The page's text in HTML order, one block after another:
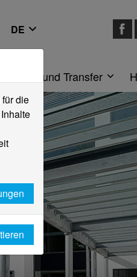
und Transfer
die